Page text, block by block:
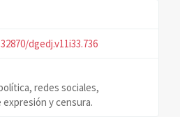
dgedj.v11i33.736
redes sociales,
y censura.